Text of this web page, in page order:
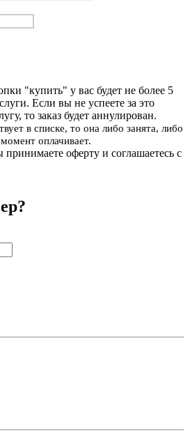
"купить" у вас будет не более 5
Если вы не успеете за это
то заказ будет аннулирован.
в списке, то она либо занята, либо
оплачивает.
оферту и соглашаетесь с